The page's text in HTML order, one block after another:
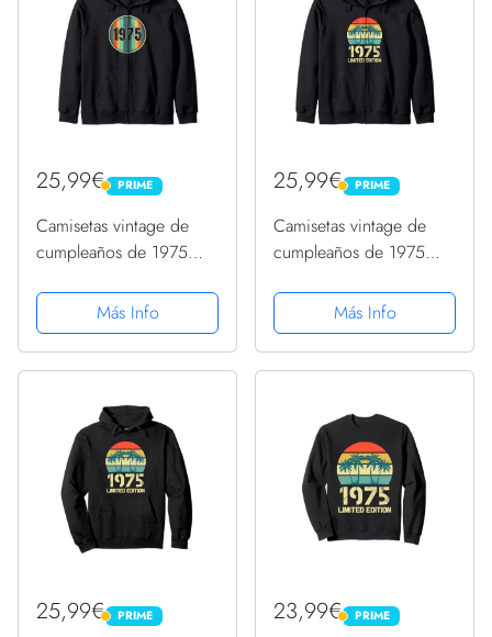
25,99€ PRIME
PRIME
Camisetas vintage de
cumpleaños de 1975
camisetas de
cumpleaños de 1975
Sudadera con Capucha
Más Info
25,99€ PRIME
PRIME
Camisetas vintage de
cumpleaños de 1975
camisetas de
cumpleaños de 1975
Sudadera con Capucha
Más Info
25,99€ PRIME
PRIME 23,99€ PRIME
PRIME